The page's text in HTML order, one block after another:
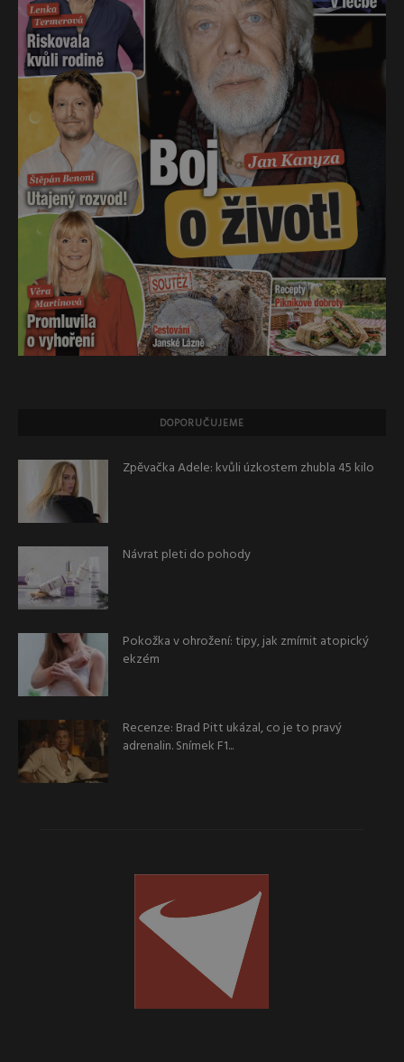
DOPORUČUJEME
Zpěvačka Adele: kvůli úzkostem zhubla 45 kilo
Návrat pleti do pohody
Pokožka v ohrožení: tipy, jak zmírnit atopický
ekzém
Recenze: Brad Pitt ukázal, co je to pravý
adrenalin. Snímek F1...